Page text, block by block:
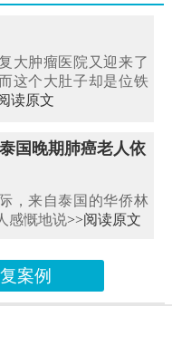
大肿瘤医院又迎来了
这个大肚子却是位铁
读原文
国晚期肺癌老人依
，来自泰国的华侨林
感慨地说>>阅读原文
案例